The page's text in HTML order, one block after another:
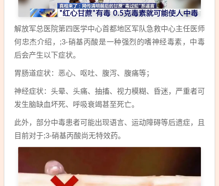
解放军总医院第四医学中心首都地区军队急救中心主任医师
何忠杰介绍，;3-硝基丙酸是一种强烈的嗜神经毒素，中毒
后会产生以下症状。
胃肠道症状：恶心、呕吐、腹泻、腹痛等；
神经症状：头晕、头痛、抽搐、视力模糊、昏迷，严重者可
发生脑缺血坏死、呼吸衰竭甚至死亡。
此外，部分中毒患者可能出现语言、运动障碍等后遗症，且
目前对于;3-硝基丙酸尚无特效药。